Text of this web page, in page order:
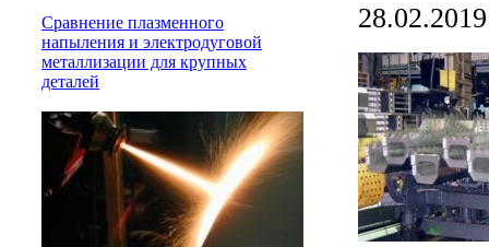
Сравнение плазменного
напыления и электродуговой
металлизации для крупных
деталей
28.02.2019